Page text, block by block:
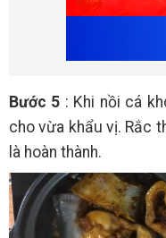
Bước 5 : Khi nồi cá
cho vừa khẩu vị. Rắc
là hoàn thành.